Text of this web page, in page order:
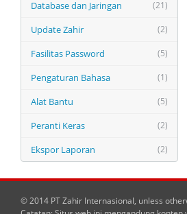
(21)
Database dan Jaringan
(2)
Update Zahir
(5)
Fasilitas Password
(1)
Pengaturan Bahasa
(5)
Alat Bantu
(2)
Peranti Keras
(2)
Ekspor Laporan
© 2014 PT Zahir Internasional, unless